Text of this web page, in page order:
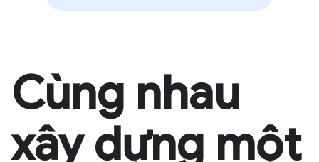
Cùng nhau
xây dựng một